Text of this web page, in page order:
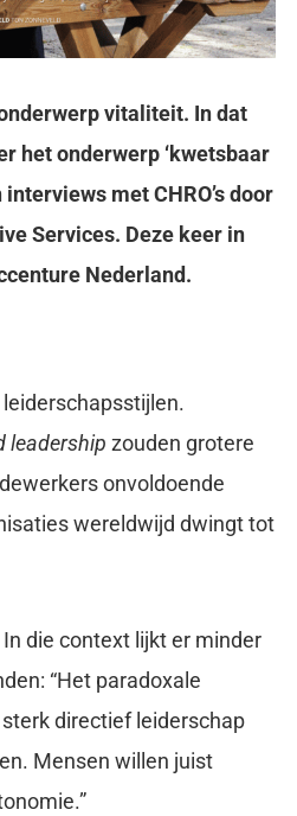
vitaliteit. In dat
het onderwerp ‘kwetsbaar
met CHRO’s door
Services. Deze keer in
Nederland.
leadership zouden grotere
onvoldoende
wereldwijd dwingt tot
die context lijkt er minder
“Het paradoxale
directief leiderschap
Mensen willen juist